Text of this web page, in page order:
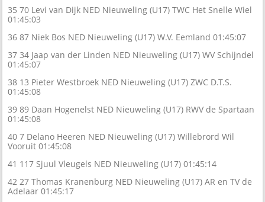
35 70 Levi van Dijk NED Nieuweling (U17) TWC Het Snelle Wiel
01:45:03
36 87 Niek Bos NED Nieuweling (U17) W.V. Eemland 01:45:07
37 34 Jaap van der Linden NED Nieuweling (U17) WV Schijndel
01:45:07
38 13 Pieter Westbroek NED Nieuweling (U17) ZWC D.T.S.
01:45:08
39 89 Daan Hogenelst NED Nieuweling (U17) RWV de Spartaan
01:45:08
40 7 Delano Heeren NED Nieuweling (U17) Willebrord Wil
Vooruit 01:45:08
41 117 Sjuul Vleugels NED Nieuweling (U17) 01:45:14
42 27 Thomas Kranenburg NED Nieuweling (U17) AR en TV de
Adelaar 01:45:17